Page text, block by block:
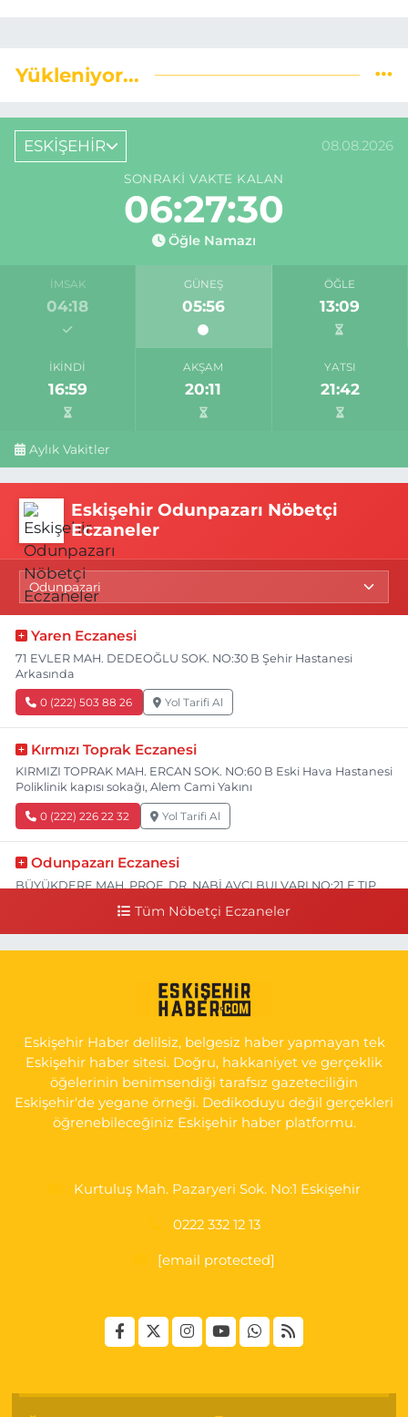
Yükleniyor...
ESKİŞEHİR 08.08.2026
SONRAKI VAKTE KALAN
06:27:29
Öğle Namazı
İMSAK
04:18
GÜNEŞ
05:56
ÖĞLE
13:09
İKINDI
16:59
AKŞAM
20:11
YATSI
21:42
Aylık Vakitler
Eskişehir Odunpazarı Nöbetçi
Eczaneler
Yaren Eczanesi
71 EVLER MAH. DEDEOĞLU SOK. NO:30 B Şehir Hastanesi
Arkasında
0 (222) 503 88 26 Yol Tarifi Al
Kırmızı Toprak Eczanesi
KIRMIZI TOPRAK MAH. ERCAN SOK. NO:60 B Eski Hava Hastanesi
Poliklinik kapısı sokağı, Alem Cami Yakını
0 (222) 226 22 32 Yol Tarifi Al
Odunpazarı Eczanesi
BÜYÜKDERE MAH. PROF. DR. NABİ AVCI BULVARI NO:21 E TIP
YENİDOĞAN MH.ŞEHİT SERKAN ÖZAYDIN CD.8 B ESKİ DEVLET
0 (222) 237 75 17 Yol Tarifi Al
Tüm Nöbetçi Eczaneler
Eskişehir Haber delilsiz, belgesiz haber yapmayan tek
Eskişehir haber sitesi. Doğru, hakkaniyet ve gerçeklik
öğelerinin benimsendiği tarafsız gazeteciliğin
Eskişehir'de yegane örneği. Dedikoduyu değil gerçekleri
öğrenebileceğiniz Eskişehir haber platformu.
Kurtuluş Mah. Pazaryeri Sok. No:1 Eskişehir
0222 332 12 13
[email protected]